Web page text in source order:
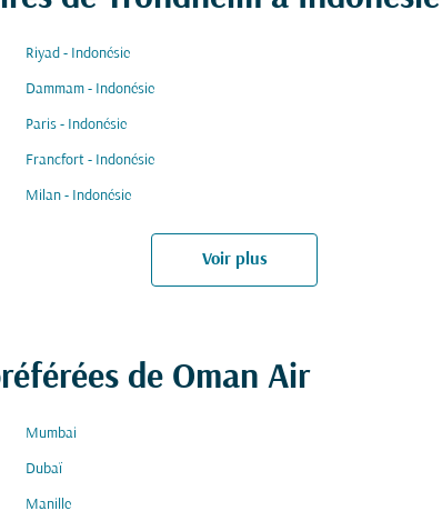
Riyad - Indonésie
Dammam - Indonésie
Paris - Indonésie
Francfort - Indonésie
Milan - Indonésie
Voir plus
de Oman Air
Mumbai
Dubaï
Manille